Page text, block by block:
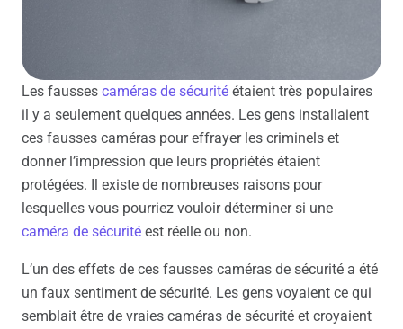
Les fausses caméras de sécurité étaient très populaires
il y a seulement quelques années. Les gens installaient
ces fausses caméras pour effrayer les criminels et
donner l’impression que leurs propriétés étaient
protégées. Il existe de nombreuses raisons pour
lesquelles vous pourriez vouloir déterminer si une
caméra de sécurité est réelle ou non.
L’un des effets de ces fausses caméras de sécurité a été
un faux sentiment de sécurité. Les gens voyaient ce qui
semblait être de vraies caméras de sécurité et croyaient